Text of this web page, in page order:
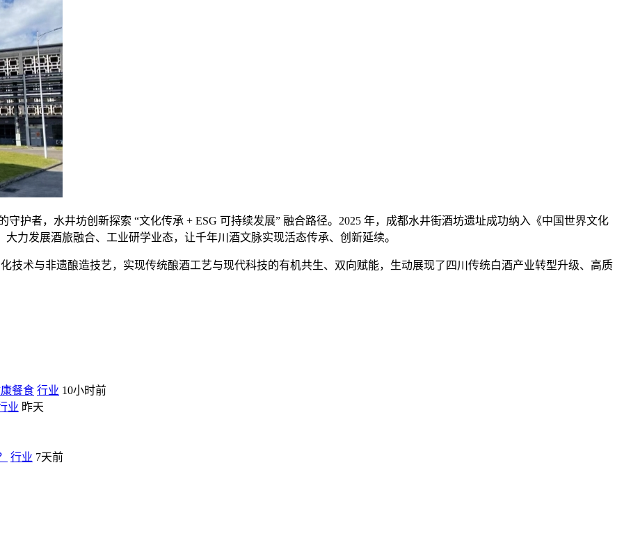
守护者，水井坊创新探索 “文化传承 + ESG 可持续发展” 融合路径。2025 年，成都水井街酒坊遗址成功纳入《中国世界文化
力发展酒旅融合、工业研学业态，让千年川酒文脉实现活态传承、创新延续。
技术与非遗酿造技艺，实现传统酿酒工艺与现代科技的有机共生、双向赋能，生动展现了四川传统白酒产业转型升级、高质
餐食 行业 10小时前
业 昨天
行业 7天前